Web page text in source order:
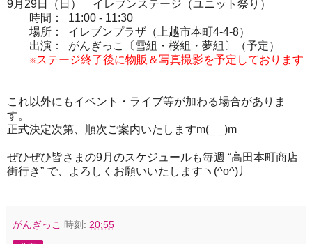
9月29日（日） イレブンステージ（ユニット祭り）
時間： 11:00 - 11:30
場所： イレブンプラザ（上越市本町4-4-8）
出演： がんぎっこ〔雪組・桜組・夢組〕（予定）
※ステージ終了後に物販＆写真撮影を予定しております
これ以外にもイベント・ライブ等が加わる場合がありま
す。
正式決定次第、順次ご案内いたしますm(_ _)m
ぜひぜひ皆さまの9月のスケジュールも毎週 “高田本町商店
街行き” で、よろしくお願いいたしますヽ(^o^)丿
がんぎっこ 時刻: 20:55